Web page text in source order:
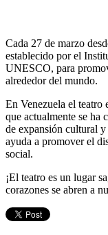
Cada 27 de marzo
establecido por el
UNESCO, para
alrededor del mundo.
En Venezuela el teatro
que actualmente se ha
de expansión cultural
ayuda a promover el
social.
¡El teatro es un lugar
corazones se abren a